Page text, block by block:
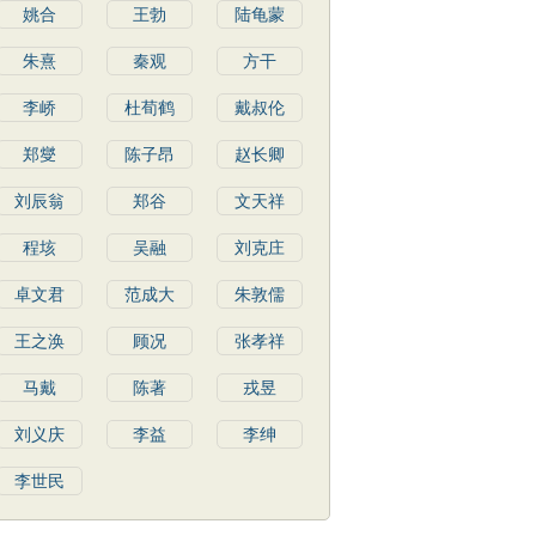
姚合 王勃 陆龟蒙
朱熹 秦观 方干
李峤 杜荀鹤 戴叔伦
郑燮 陈子昂 赵长卿
刘辰翁 郑谷 文天祥
程垓 吴融 刘克庄
卓文君 范成大 朱敦儒
王之涣 顾况 张孝祥
马戴 陈著 戎昱
刘义庆 李益 李绅
李世民